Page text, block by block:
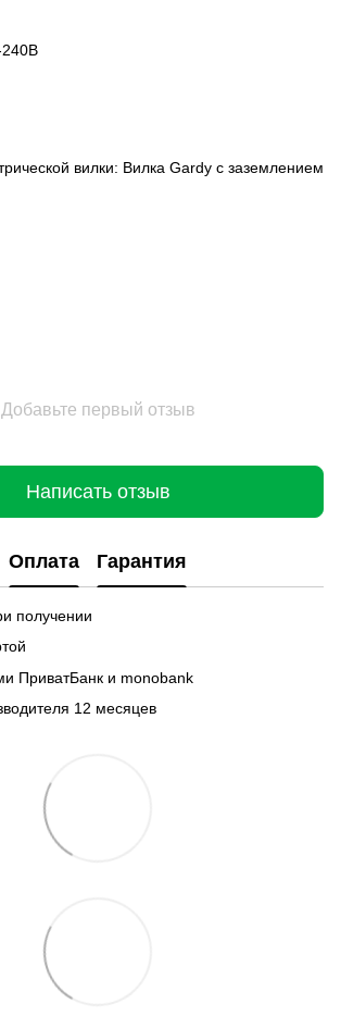
вилки: Вилка Gardy с заземлением
Добавьте первый отзыв
Написать отзыв
Оплата Гарантия
получении
ПриватБанк и monobank
12 месяцев